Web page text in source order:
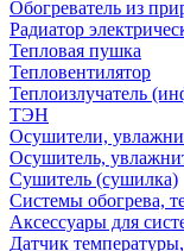
Обогреватель из
Радиатор
Тепловая пушка
Тепловентилятор
Теплоизлучатель
ТЭН
Осушители,
Осушитель,
Сушитель (сушилка)
Системы обогрева,
Аксессуары для
Датчик